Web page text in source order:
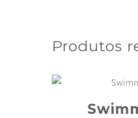
Produtos